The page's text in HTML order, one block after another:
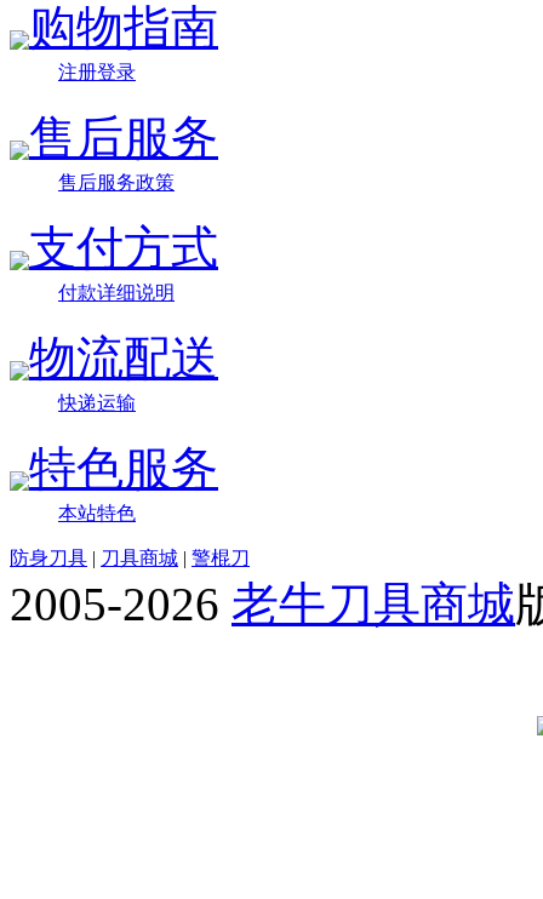
购物指南
注册登录
售后服务
售后服务政策
支付方式
付款详细说明
物流配送
快递运输
特色服务
本站特色
防身刀具 | 刀具商城 | 警棍刀
2005-2026 老牛刀具商城